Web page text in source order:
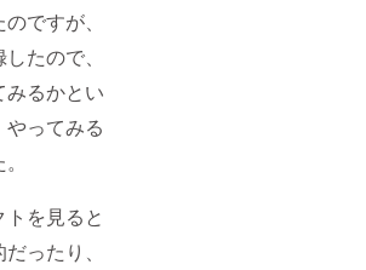
ですが、
たので、
みるかとい
やってみる
を見ると
ったり、